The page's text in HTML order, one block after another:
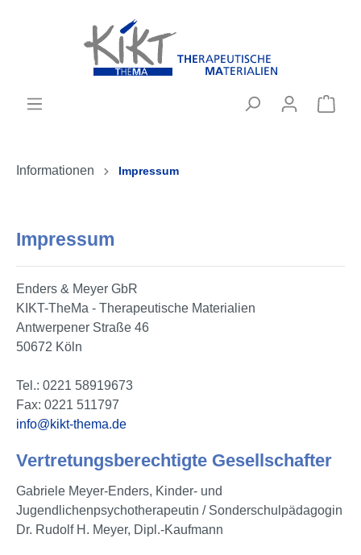
Informationen Impressum
Impressum
Enders & Meyer GbR
KIKT-TheMa - Therapeutische Materialien
Antwerpener Straße 46
50672 Köln
Tel.: 0221 58919673
Fax: 0221 511797
info@kikt-thema.de
Vertretungsberechtigte Gesellschafter
Gabriele Meyer-Enders, Kinder- und
Jugendlichenpsychotherapeutin / Sonderschulpädagogin
Dr. Rudolf H. Meyer, Dipl.-Kaufmann